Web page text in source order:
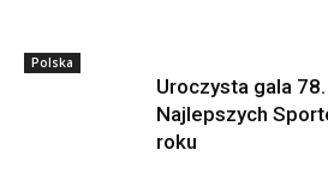
Polska
Uroczysta gala
Najlepszych
roku